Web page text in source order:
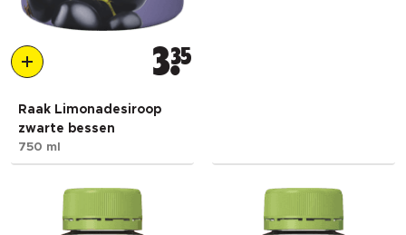
335
Raak Limonadesiroop
zwarte bessen
750 ml